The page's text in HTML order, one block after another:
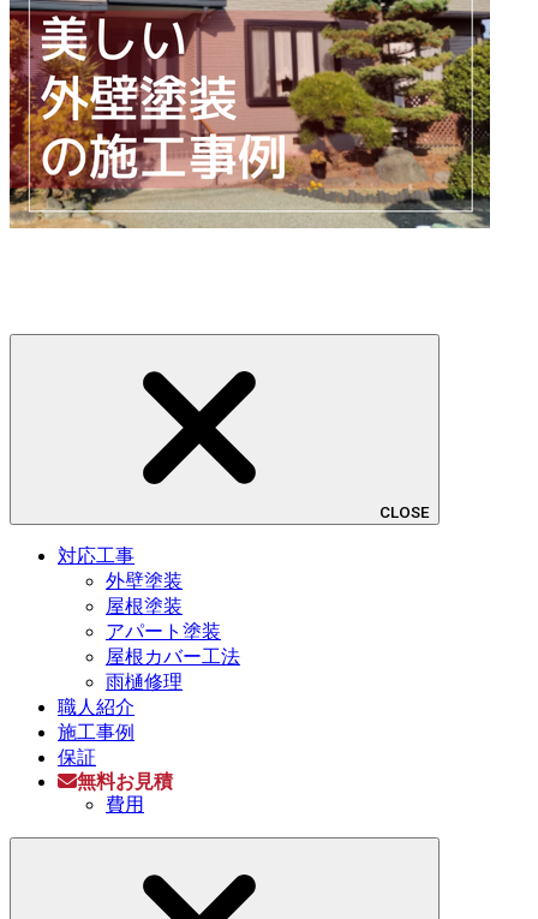
CLOSE
対応工事
外壁塗装
屋根塗装
アパート塗装
屋根カバー工法
雨樋修理
職人紹介
施工事例
保証
無料お見積
費用